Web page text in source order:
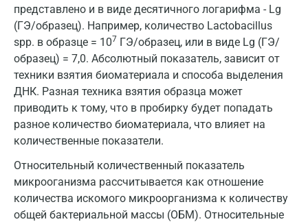
представлено и в виде десятичного логарифма - Lg
(ГЭ/образец). Например, количество Lactobacillus
spp. в образце = 107 ГЭ/образец, или в виде Lg (ГЭ/
образец) = 7,0. Абсолютный показатель, зависит от
техники взятия биоматериала и способа выделения
ДНК. Разная техника взятия образца может
приводить к тому, что в пробирку будет попадать
разное количество биоматериала, что влияет на
количественные показатели.
Относительный количественный показатель
микрооганизма рассчитывается как отношение
количества искомого микроорганизма к количеству
общей бактериальной массы (ОБМ). Относительные